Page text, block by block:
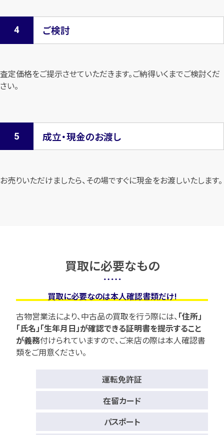
ご検討
査定価格をご提示させていただきます。ご納得いくまでご検討くだ
さい。
成立・現金のお渡し
お売りいただけましたら、その場ですぐに現金をお渡しいたします。
買取に必要なもの
買取に必要なのは本人確認書類だけ!
古物営業法により、中古品の買取を行う際には、 「住所」
「氏名」「生年月日」が確認できる証明書を提示すること
が義務付けられていますので、 ご来店の際は本人確認書
類をご用意ください。
運転免許証
在留カード
パスポート